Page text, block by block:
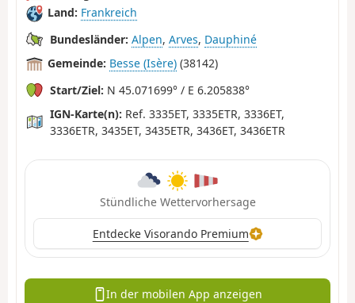
Land: Frankreich
Bundesländer: Alpen, Arves, Dauphiné
Gemeinde: Besse (Isère) (38142)
Start/Ziel: N 45.071699° / E 6.205838°
IGN-Karte(n): Ref. 3335ET, 3335ETR, 3336ET,
3336ETR, 3435ET, 3435ETR, 3436ET, 3436ETR
Stündliche Wettervorhersage
Entdecke Visorando Premium
In der mobilen App anzeigen